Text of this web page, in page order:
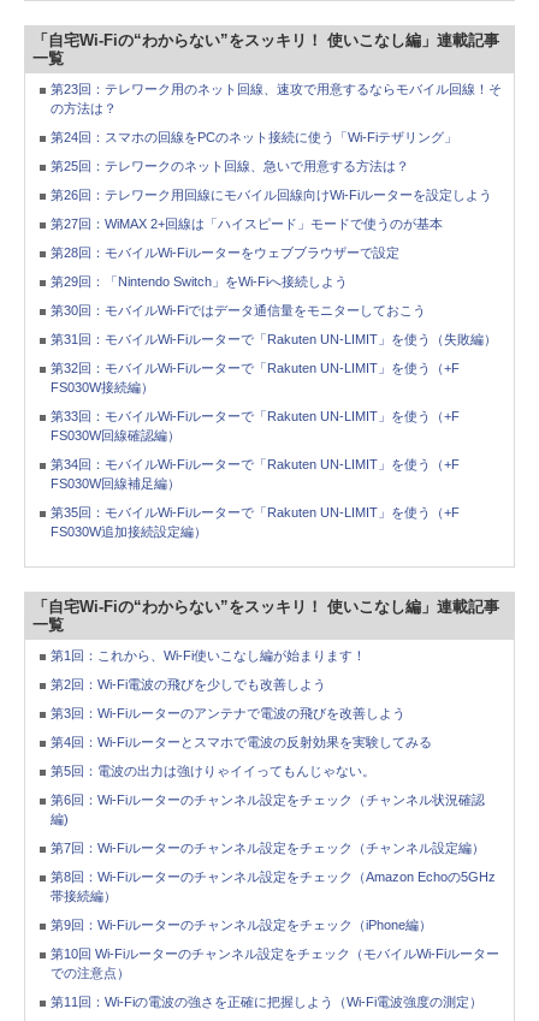
「自宅Wi-Fiの“わからない”をスッキリ！ 使いこなし編」連載記事
一覧
第23回：テレワーク用のネット回線、速攻で用意するならモバイル回線！そ
の方法は？
第24回：スマホの回線をPCのネット接続に使う「Wi-Fiテザリング」
第25回：テレワークのネット回線、急いで用意する方法は？
第26回：テレワーク用回線にモバイル回線向けWi-Fiルーターを設定しよう
第27回：WiMAX 2+回線は「ハイスピード」モードで使うのが基本
第28回：モバイルWi-Fiルーターをウェブブラウザーで設定
第29回：「Nintendo Switch」をWi-Fiへ接続しよう
第30回：モバイルWi-Fiではデータ通信量をモニターしておこう
第31回：モバイルWi-Fiルーターで「Rakuten UN-LIMIT」を使う（失敗編）
第32回：モバイルWi-Fiルーターで「Rakuten UN-LIMIT」を使う（+F
FS030W接続編）
第33回：モバイルWi-Fiルーターで「Rakuten UN-LIMIT」を使う（+F
FS030W回線確認編）
第34回：モバイルWi-Fiルーターで「Rakuten UN-LIMIT」を使う（+F
FS030W回線補足編）
第35回：モバイルWi-Fiルーターで「Rakuten UN-LIMIT」を使う（+F
FS030W追加接続設定編）
「自宅Wi-Fiの“わからない”をスッキリ！ 使いこなし編」連載記事
一覧
第1回：これから、Wi-Fi使いこなし編が始まります！
第2回：Wi-Fi電波の飛びを少しでも改善しよう
第3回：Wi-Fiルーターのアンテナで電波の飛びを改善しよう
第4回：Wi-Fiルーターとスマホで電波の反射効果を実験してみる
第5回：電波の出力は強けりゃイイってもんじゃない。
第6回：Wi-Fiルーターのチャンネル設定をチェック（チャンネル状況確認
編)
第7回：Wi-Fiルーターのチャンネル設定をチェック（チャンネル設定編）
第8回：Wi-Fiルーターのチャンネル設定をチェック（Amazon Echoの5GHz
帯接続編）
第9回：Wi-Fiルーターのチャンネル設定をチェック（iPhone編）
第10回 Wi-Fiルーターのチャンネル設定をチェック（モバイルWi-Fiルーター
での注意点）
第11回：Wi-Fiの電波の強さを正確に把握しよう（Wi-Fi電波強度の測定）